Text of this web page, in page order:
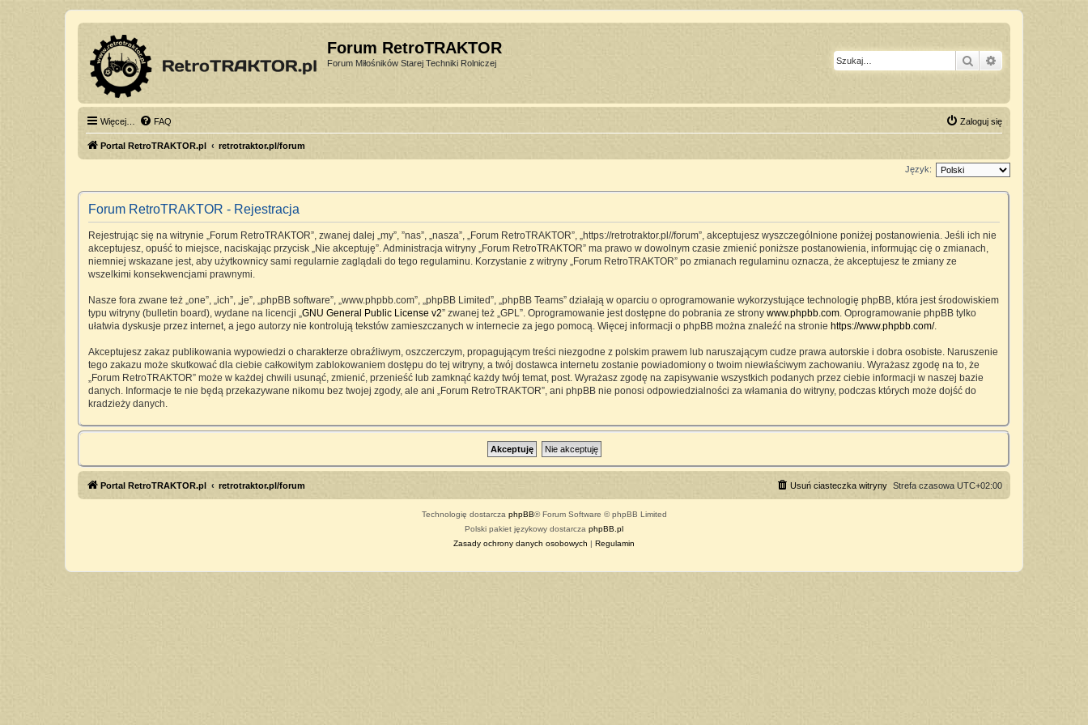
Forum RetroTRAKTOR
Forum Miłośników Starej Techniki Rolniczej Szukaj
Więcej… FAQ Zaloguj się
Portal RetroTRAKTOR.pl retrotraktor.pl/forum
Język:
Forum RetroTRAKTOR - Rejestracja
Rejestrując się na witrynie „Forum RetroTRAKTOR”, zwanej dalej „my”, ”nas”, „nasza”, „Forum RetroTRAKTOR”, „https://retrotraktor.pl//forum”, akceptujesz wyszczególnione poniżej postanowienia. Jeśli ich nie
akceptujesz, opuść to miejsce, naciskając przycisk „Nie akceptuję”. Administracja witryny „Forum RetroTRAKTOR” ma prawo w dowolnym czasie zmienić poniższe postanowienia, informując cię o zmianach,
niemniej wskazane jest, aby użytkownicy sami regularnie zaglądali do tego regulaminu. Korzystanie z witryny „Forum RetroTRAKTOR” po zmianach regulaminu oznacza, że akceptujesz te zmiany ze
wszelkimi konsekwencjami prawnymi.
Nasze fora zwane też „one”, „ich”, „je”, „phpBB software”, „www.phpbb.com”, „phpBB Limited”, „phpBB Teams” działają w oparciu o oprogramowanie wykorzystujące technologię phpBB, która jest środowiskiem
typu witryny (bulletin board), wydane na licencji „ GNU General Public License v2” zwanej też „GPL”. Oprogramowanie jest dostępne do pobrania ze strony www.phpbb.com . Oprogramowanie phpBB tylko
ułatwia dyskusje przez internet, a jego autorzy nie kontrolują tekstów zamieszczanych w internecie za jego pomocą. Więcej informacji o phpBB można znaleźć na stronie https://www.phpbb.com/.
Akceptujesz zakaz publikowania wypowiedzi o charakterze obraźliwym, oszczerczym, propagującym treści niezgodne z polskim prawem lub naruszającym cudze prawa autorskie i dobra osobiste. Naruszenie
tego zakazu może skutkować dla ciebie całkowitym zablokowaniem dostępu do tej witryny, a twój dostawca internetu zostanie powiadomiony o twoim niewłaściwym zachowaniu. Wyrażasz zgodę na to, że
„Forum RetroTRAKTOR” może w każdej chwili usunąć, zmienić, przenieść lub zamknąć każdy twój temat, post. Wyrażasz zgodę na zapisywanie wszystkich podanych przez ciebie informacji w naszej bazie
danych. Informacje te nie będą przekazywane nikomu bez twojej zgody, ale ani „Forum RetroTRAKTOR”, ani phpBB nie ponosi odpowiedzialności za włamania do witryny, podczas których może dojść do
kradzieży danych.
Portal RetroTRAKTOR.pl retrotraktor.pl/forum Strefa czasowa UTC+02:00
Usuń ciasteczka witryny
Technologię dostarcza phpBB® Forum Software © phpBB Limited
Polski pakiet językowy dostarcza phpBB.pl
Zasady ochrony danych osobowych | Regulamin